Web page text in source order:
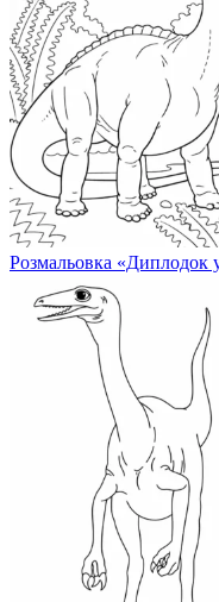
Розмальовка «Диплодок